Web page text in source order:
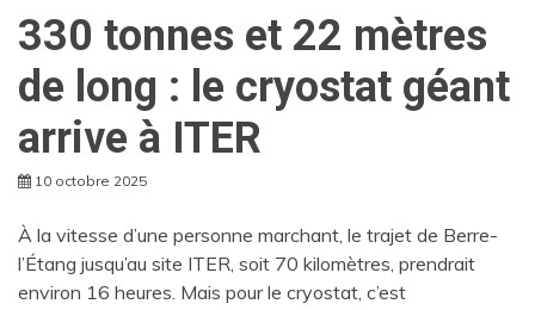
330 tonnes et 22 mètres
de long : le cryostat géant
arrive à ITER
10 octobre 2025
À la vitesse d’une personne marchant, le trajet de Berre-
l’Étang jusqu’au site ITER, soit 70 kilomètres, prendrait
environ 16 heures. Mais pour le cryostat, c’est